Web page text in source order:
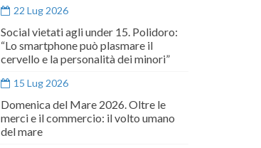
22 Lug 2026
Social vietati agli under 15. Polidoro:
“Lo smartphone può plasmare il
cervello e la personalità dei minori”
15 Lug 2026
Domenica del Mare 2026. Oltre le
merci e il commercio: il volto umano
del mare